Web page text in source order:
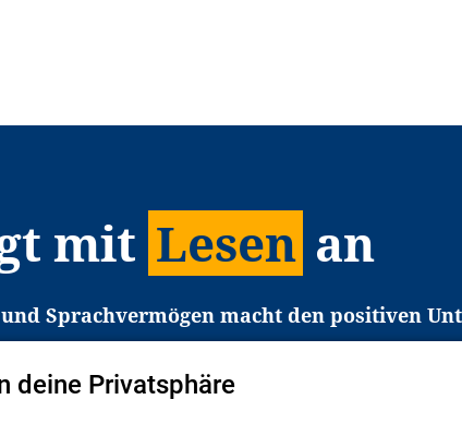
mit Lesen an
und Sprachvermögen macht den positiven
Zugang zu Bildung und einem erfolgreichen
haben aber große Schwierigkeiten
an Familien sowie an Erzieher*innen,
deine Privatsphäre